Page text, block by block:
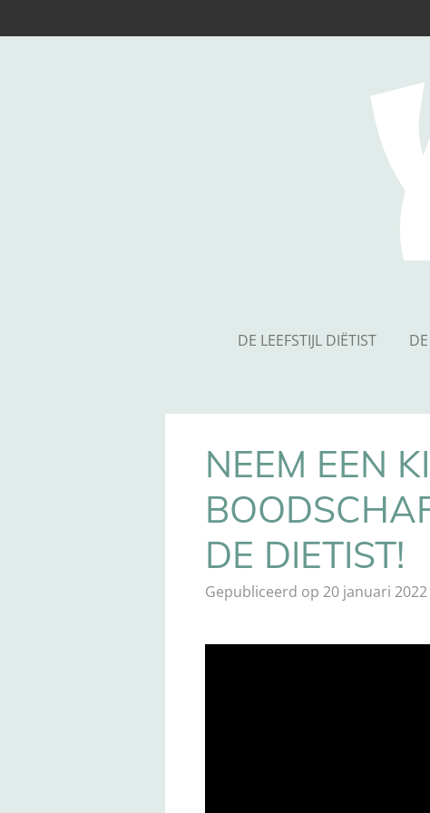
direct
DE LEEFSTIJL DIËTIST
NEEM EEN
DE DIETIST!
Gepubliceerd op 20 januari